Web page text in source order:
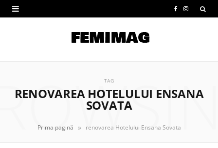
e
o
k
I
t
g
TAG
RENOVAREA HOTELULUI ENSANA
SOVATA
Prima pagină » renovarea Hotelului Ensana Sovata